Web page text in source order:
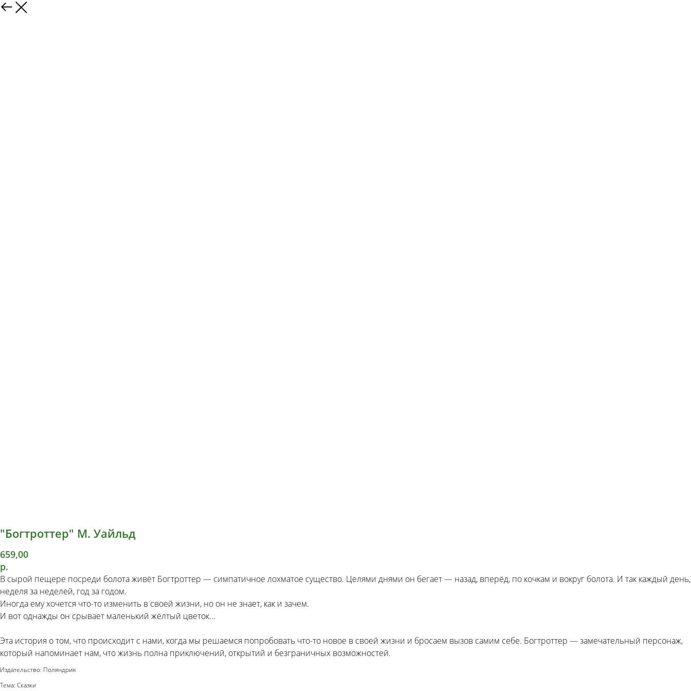
"Богтроттер" М. Уайльд
659,00
р.
В сырой пещере посреди болота живёт Богтроттер — симпатичное лохматое существо. Целями днями он бегает — назад, вперёд, по кочкам и вокруг болота. И так каждый день,
неделя за неделей, год за годом.
Иногда ему хочется что-то изменить в своей жизни, но он не знает, как и зачем.
И вот однажды он срывает маленький жёлтый цветок...
Эта история о том, что происходит с нами, когда мы решаемся попробовать что-то новое в своей жизни и бросаем вызов самим себе. Богтроттер — замечательный персонаж,
который напоминает нам, что жизнь полна приключений, открытий и безграничных возможностей.
Издательство: Поляндрия
Тема: Сказки